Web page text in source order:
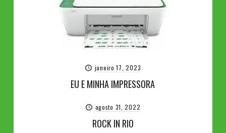
janeiro 17, 2023
EU E MINHA IMPRESSORA
agosto 31, 2022
ROCK IN RIO